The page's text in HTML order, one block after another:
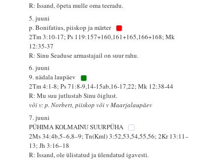
R: Issand, õpeta mulle oma teeradu.
5. juuni
p. Bonifatius, piiskop ja märter
2Tm 3:10-17; Ps 119:157+160,161+165,166+168; Mk
12:35-37
R: Sinu Seaduse armastajail on suur rahu.
6. juuni
9. nädala laupäev
2Tm 4:1-8; Ps 71:8-9,14-15ab,16-17,22; Mk 12:38-44
R: Mu suu jutlustab Sinu õiglust.
või v: p. Norbert, piiskop või v Maarjalaupäev
7. juuni
PÜHIMA KOLMAINU SUURPÜHA
2Ms 34:4b,5–6,8–9; Tn(Kml) 3:52,53,54,55,56; 2Kr 13:11–
13; Jh 3:16–18
R: Issand, ole ülistatud ja ülendatud igavesti.